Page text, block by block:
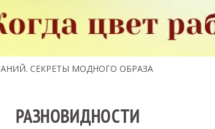
СЕКРЕТЫ МОДНОГО ОБРАЗА
РАЗНОВИДНОСТИ